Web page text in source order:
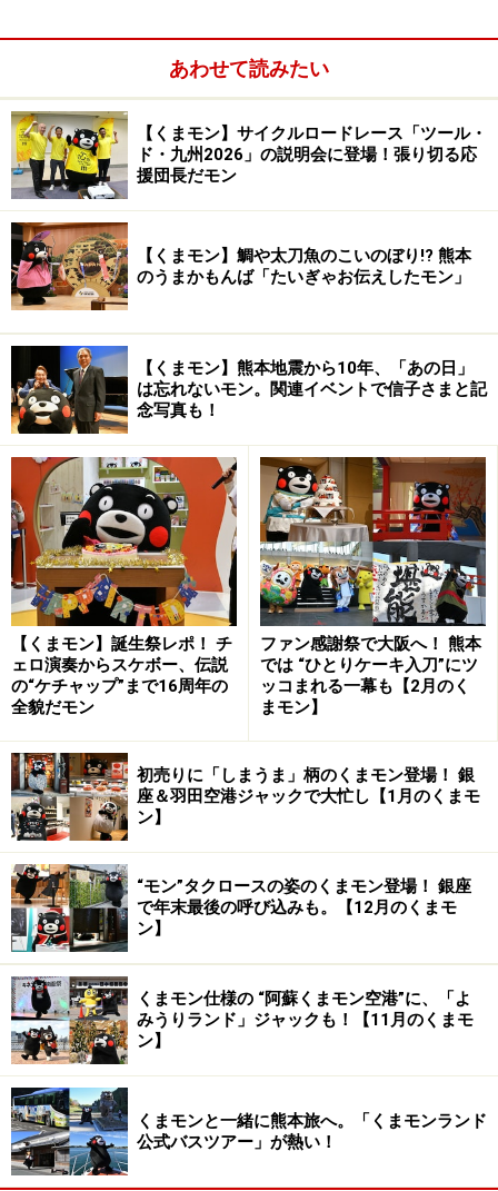
日本橋高島屋＝6月1日、東京都中央区
「新宿の日」は国立競技場で楽しんだモン
JFL第11節「クリアソン新宿 vs FCティアモ枚方」が、
「新宿の日'24-SHINJUKU NIGHT FOOTBALL-」と題して
国立競技場で開催された。試合前から登場し、大勢の子
どもたちに囲まれた。
試合前、クリアソン新宿の「くりあにゃん」と。熊本城
ポーズを一生懸命見せる。
国立競技場＝6月7日、東京都新宿区
ハーフタイムにチアのみなさんと一緒に踊りまくる。
国立競技場＝6月7日、東京都新宿区
スイカやトマトなど熊本の「うまかもん」が描かれた浴
衣姿を披露。
国立競技場＝6月7日、東京都新宿区
ボク、せんたん研究員だモン
「東大駒場リサーチキャンパス公開2024」での「連携協
定自治体マルシェ」熊本ブースに登場。「くまモン！」
と、子どもたちからの声もたくさん上がってうれしそ
う。
たくさんの「お友だち」と一緒に写真撮影。
あわせて読みたい
【くまモン】サイクルロードレース「ツール・
ド・九州2026」の説明会に登場！張り切る応
援団長だモン
【くまモン】鯛や太刀魚のこいのぼり!? 熊本
のうまかもんば「たいぎゃお伝えしたモン」
【くまモン】熊本地震から10年、「あの日」
は忘れないモン。関連イベントで信子さまと記
念写真も！
【くまモン】誕生祭レポ！ チ
ェロ演奏からスケボー、伝説
の“ケチャップ”まで16周年の
全貌だモン
ファン感謝祭で大阪へ！ 熊本
では “ひとりケーキ入刀”にツ
ッコまれる一幕も【2月のく
まモン】
初売りに「しまうま」柄のくまモン登場！ 銀
座＆羽田空港ジャックで大忙し【1月のくまモ
ン】
“モン”タクロースの姿のくまモン登場！ 銀座
で年末最後の呼び込みも。【12月のくまモ
ン】
くまモン仕様の “阿蘇くまモン空港”に、「よ
みうりランド」ジャックも！【11月のくまモ
ン】
くまモンと一緒に熊本旅へ。「くまモンランド
公式バスツアー」が熱い！